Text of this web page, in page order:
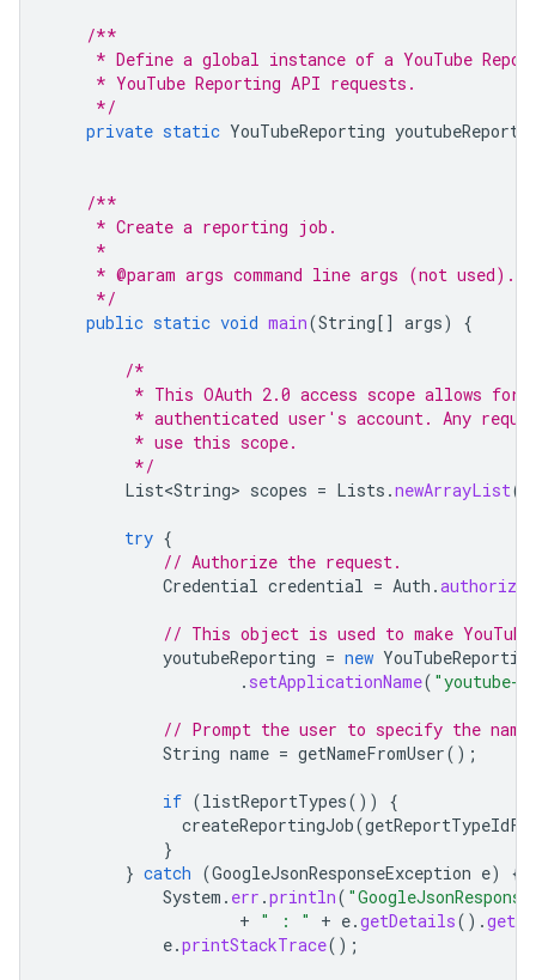
/**
* Define a global instance of a YouTube
     * YouTube Reporting API requests.
     */
private static YouTubeReporting
/**
     * Create a reporting job.
     *
     * @param args command line args (not used).
     */
public static void main(String[] args) {
/*
* This OAuth 2.0 access scope allows for
* authenticated user's account. Any
         * use this scope.
         */
List<String> scopes = Lists .newArrayList(
try {
// Authorize the request.
Credential credential = Auth .authorize
// This object is used to make
youtubeReporting = new
. setApplicationName( "youtube-
// Prompt the user to specify the
String name = getNameFromUser();
if (listReportTypes())
{
createReportingJob(
}
} catch (GoogleJsonResponseException e)
{
System . err .println(
+ " : " + e.getDetails().
e.printStackTrace();